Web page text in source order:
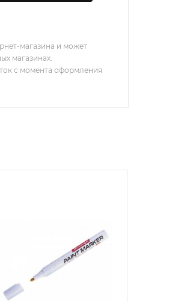
магазина и может
магазинах.
с момента оформления